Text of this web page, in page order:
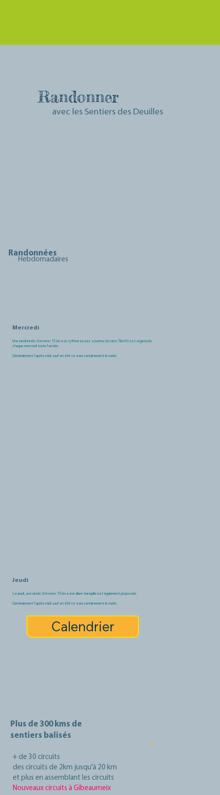
Randonner
avec les Sentiers des Deuilles
Mercredi
Une randonnée d'environ 15 km à un rythme assez soutenu (environ 5km/h) est organisée
chaque mercredi toute l’année.
Généralement l'après-midi sauf en été ce sera certainement le matin.
Randonnées
Hebdomadaires
Jeudi
Le jeudi, une rando d'environ 10 km à une allure tranquille est également proposée.
Généralement l'après-midi sauf en été ce sera certainement le matin.
Calendrier
Plus de 300 kms de
sentiers balisés
+ de 30 circuits
des circuits de 2km jusqu'à 20 km
et plus en assemblant les circuits
Nouveaux circuits à Gibeaumeix